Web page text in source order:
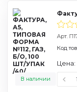
Арт.
В наличии
Код
Цена: